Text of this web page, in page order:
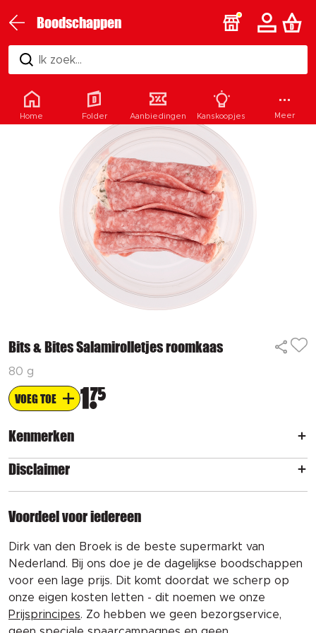
Boodschappen
Ik zoek...
Bits & Bites Salamirolletjes roomkaas
80 g
VOEG TOE 1 75
Kenmerken
Disclaimer
Voordeel voor iedereen
Dirk van den Broek is de beste supermarkt van
Nederland. Bij ons doe je de dagelijkse boodschappen
voor een lage prijs. Dit komt doordat we scherp op
onze eigen kosten letten - dit noemen we onze
Prijsprincipes. Zo hebben we geen bezorgservice,
Home Folder Aanbiedingen Kanskoopjes Meer